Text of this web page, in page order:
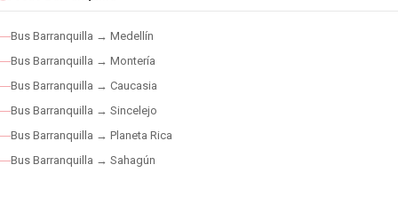
Bus Barranquilla → Medellín
Bus Barranquilla → Montería
Bus Barranquilla → Caucasia
Bus Barranquilla → Sincelejo
Bus Barranquilla → Planeta Rica
Bus Barranquilla → Sahagún